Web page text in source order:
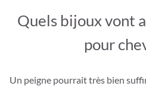
Quels bijoux vont
pour
Un peigne pourrait très bien